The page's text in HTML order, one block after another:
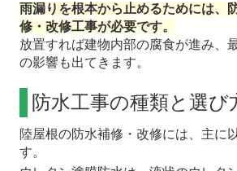
雨漏りを根本から止めるためには、
修・改修工事が必要です。
放置すれば建物内部の腐食が進み、
の影響も出てきます。
防水工事の種類と選び
陸屋根の防水補修・改修には、主に
す。